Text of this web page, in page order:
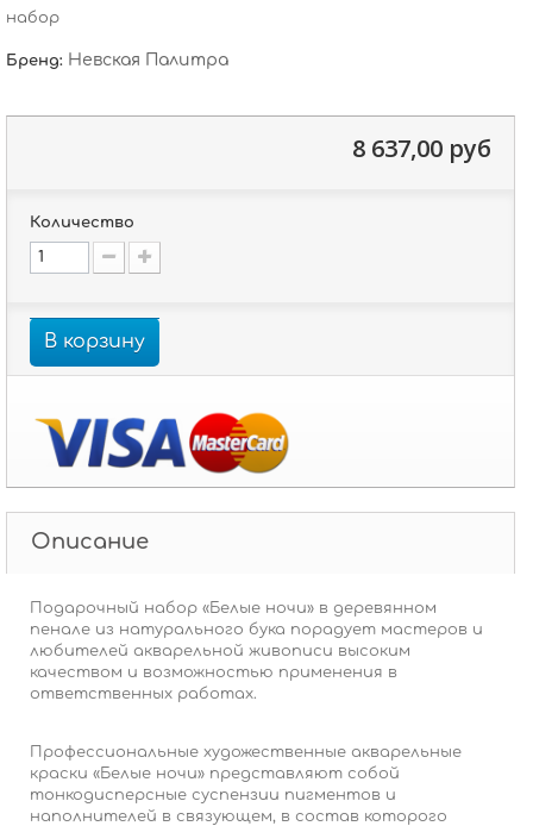
набор
Бренд: Невская Палитра
8 637,00 руб
Количество
В корзину
Описание
Подарочный набор «Белые ночи» в деревянном
пенале из натурального бука порадует мастеров и
любителей акварельной живописи высоким
качеством и возможностью применения в
ответственных работах.
Профессиональные художественные акварельные
краски «Белые ночи» представляют собой
тонкодисперсные суспензии пигментов и
наполнителей в связующем, в состав которого